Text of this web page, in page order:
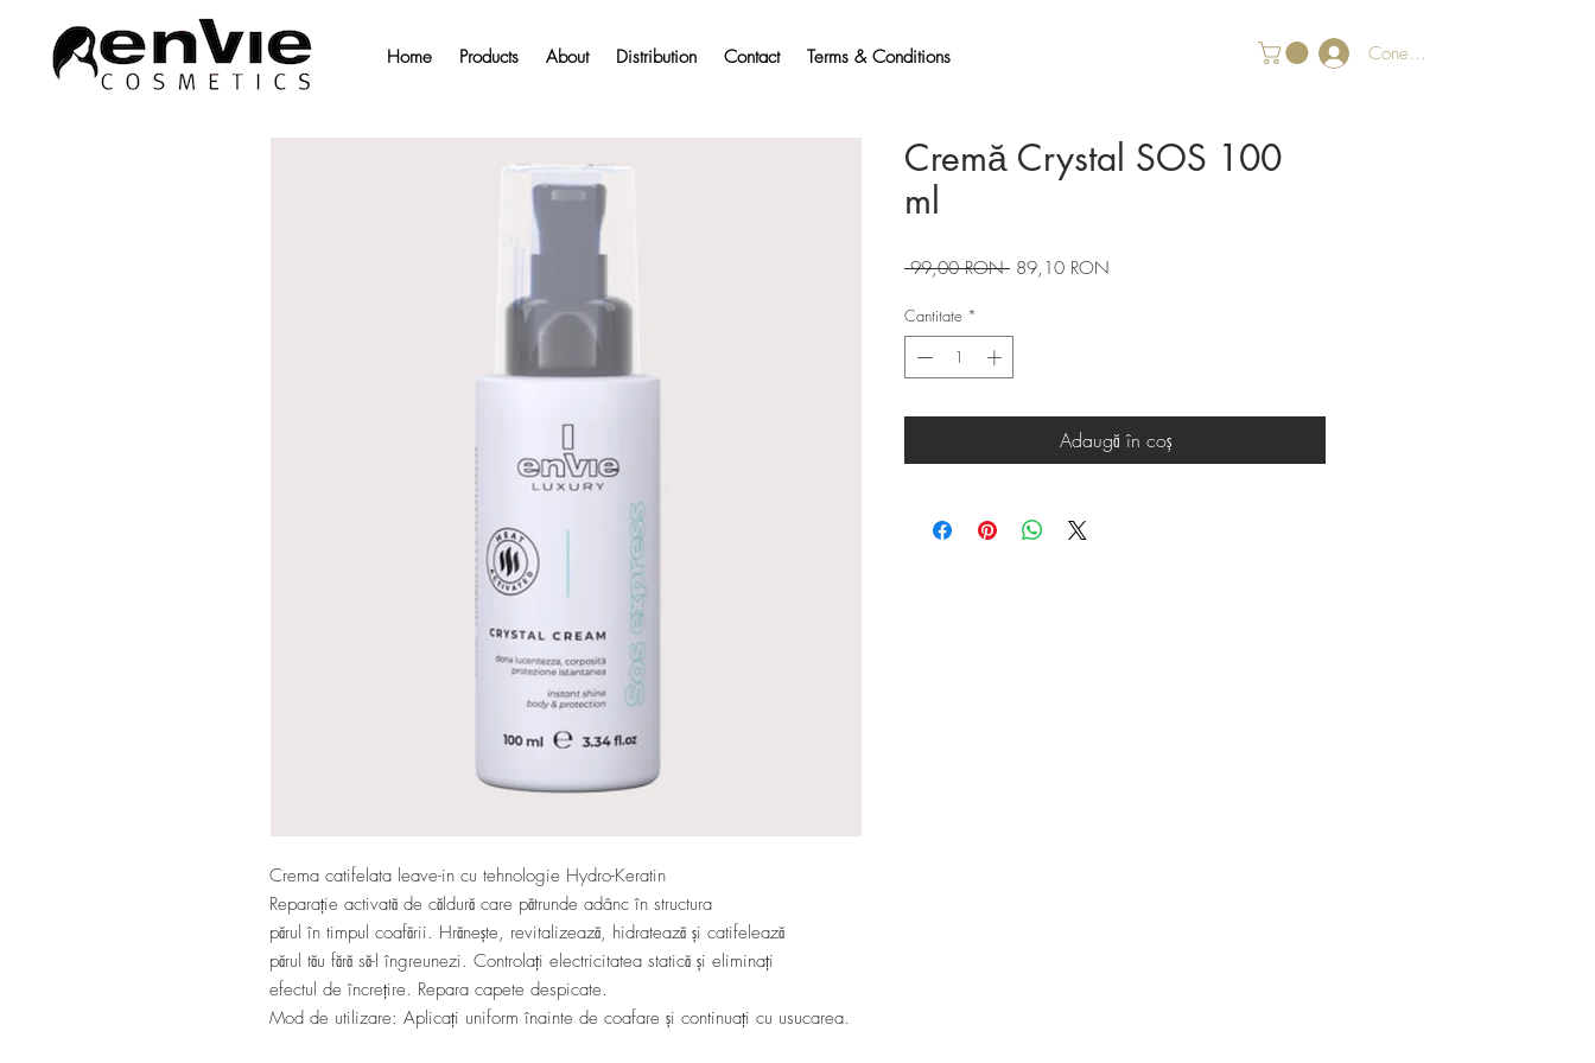
Home Products About Distribution Contact Terms & Conditions Conectează-te
Crema catifelata leave-in cu tehnologie Hydro-Keratin
Reparație activată de căldură care pătrunde adânc în structura
părul în timpul coafării. Hrănește, revitalizează, hidratează și catifelează
părul tău fără să-l îngreunezi. Controlați electricitatea statică și eliminați
efectul de încrețire. Repara capete despicate.
Mod de utilizare: Aplicați uniform înainte de coafare și continuați cu usucarea.
Cremă Crystal SOS 100
ml
99,00 RON Preț
89,10 RON
Cantitate *
Adaugă în coș